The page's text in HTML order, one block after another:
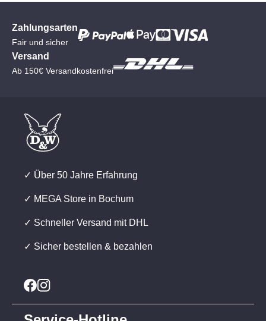
Zahlungsarten
Fair und sicher
Versand
Ab 150€ Versandkostenfrei
✓ Über 50 Jahre Erfahrung
✓ MEGA Store in Bochum
✓ Schneller Versand mit DHL
✓ Sicher bestellen & bezahlen